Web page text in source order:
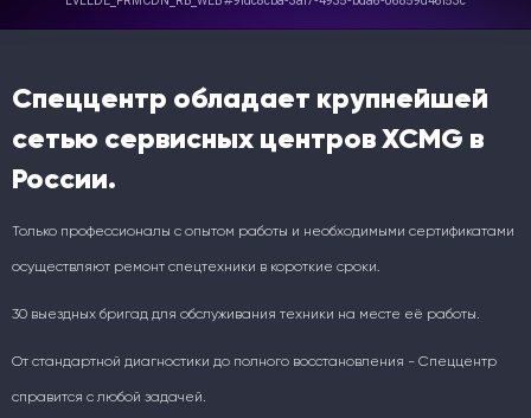
Спеццентр обладает крупнейшей
сетью сервисных центров XCMG в
России.
Только профессионалы с опытом работы и необходимыми сертификатами
осуществляют ремонт спецтехники в короткие сроки.
30 выездных бригад для обслуживания техники на месте её работы.
От стандартной диагностики до полного восстановления - Спеццентр
справится с любой задачей.